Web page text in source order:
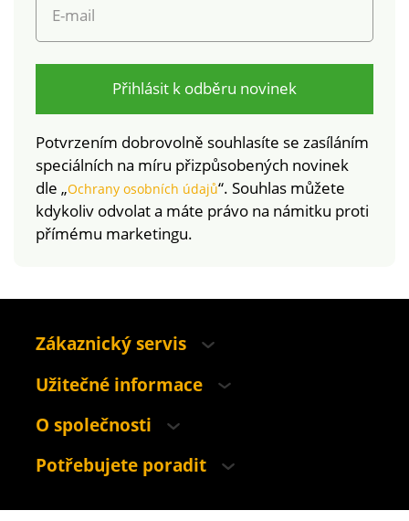
E-mail
Přihlásit k odběru novinek
Potvrzením dobrovolně souhlasíte se zasíláním
speciálních na míru přizpůsobených novinek
dle „Ochrany osobních údajů“. Souhlas můžete
kdykoliv odvolat a máte právo na námitku proti
přímému marketingu.
Zákaznický servis
Užitečné informace
O společnosti
Potřebujete poradit